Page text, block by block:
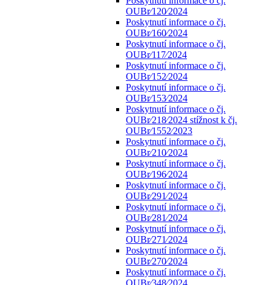
OUBr⁄120⁄2024
Poskytnutí informace o čj.
OUBr⁄160⁄2024
Poskytnutí informace o čj.
OUBr⁄117⁄2024
Poskytnutí informace o čj.
OUBr⁄152⁄2024
Poskytnutí informace o čj.
OUBr⁄153⁄2024
Poskytnutí informace o čj.
OUBr⁄218⁄2024 stížnost k čj.
OUBr⁄1552⁄2023
Poskytnutí informace o čj.
OUBr⁄210⁄2024
Poskytnutí informace o čj.
OUBr⁄196⁄2024
Poskytnutí informace o čj.
OUBr⁄291⁄2024
Poskytnutí informace o čj.
OUBr⁄281⁄2024
Poskytnutí informace o čj.
OUBr⁄271⁄2024
Poskytnutí informace o čj.
OUBr⁄270⁄2024
Poskytnutí informace o čj.
OUBr⁄348⁄2024